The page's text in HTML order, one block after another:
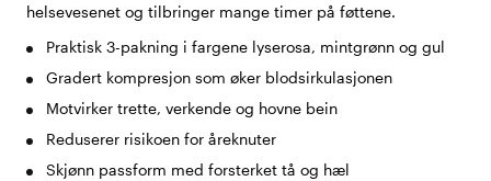
helsevesenet og tilbringer mange timer på føttene.
Praktisk 3-pakning i fargene lyserosa, mintgrønn og gul
Gradert kompresjon som øker blodsirkulasjonen
Motvirker trette, verkende og hovne bein
Reduserer risikoen for åreknuter
Skjønn passform med forsterket tå og hæl